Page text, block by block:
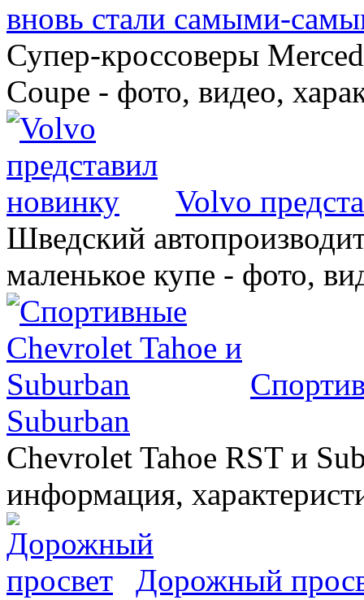
вновь стали самыми-
Супер-кроссоверы
Coupe - фото, видео,
Volvo
Шведский
маленькое купе - фото,
Suburban
Chevrolet Tahoe RST и
информация,
Дорожный